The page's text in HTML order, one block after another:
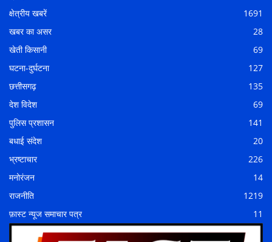
क्षेत्रीय खबरें
1691
खबर का असर
28
खेती किसानी
69
घटना-दुर्घटना
127
छत्तीसगढ़
135
देश विदेश
69
पुलिस प्रशासन
141
बधाई संदेश
20
भ्रष्टाचार
226
मनोरंजन
14
राजनीति
1219
फ़ास्ट न्यूज समाचार पत्र
11